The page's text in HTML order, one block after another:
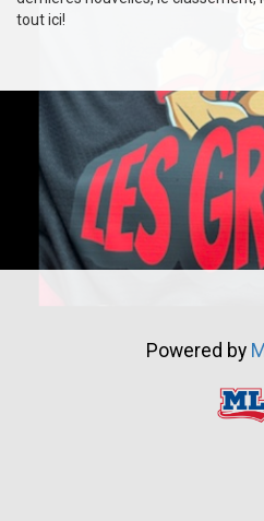
tout ici!
Powered by